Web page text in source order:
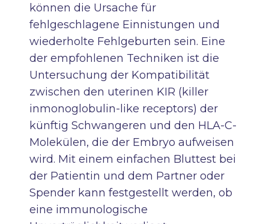
können die Ursache für
fehlgeschlagene Einnistungen und
wiederholte Fehlgeburten sein. Eine
der empfohlenen Techniken ist die
Untersuchung der Kompatibilität
zwischen den uterinen KIR (killer
inmonoglobulin-like receptors) der
künftig Schwangeren und den HLA-C-
Molekülen, die der Embryo aufweisen
wird. Mit einem einfachen Bluttest bei
der Patientin und dem Partner oder
Spender kann festgestellt werden, ob
eine immunologische